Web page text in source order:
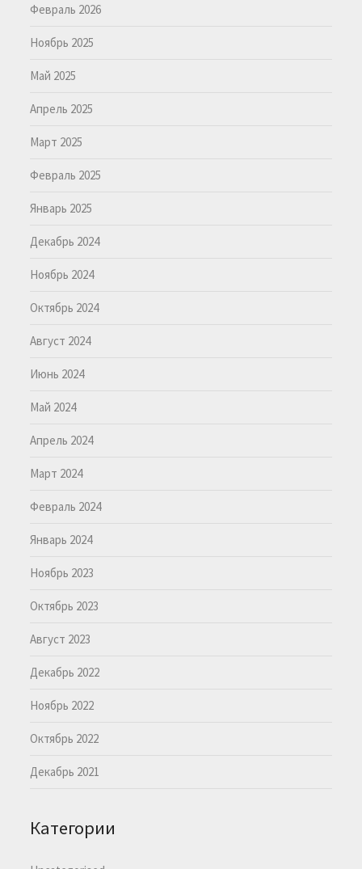
Февраль 2026
Ноябрь 2025
Май 2025
Апрель 2025
Март 2025
Февраль 2025
Январь 2025
Декабрь 2024
Ноябрь 2024
Октябрь 2024
Август 2024
Июнь 2024
Май 2024
Апрель 2024
Март 2024
Февраль 2024
Январь 2024
Ноябрь 2023
Октябрь 2023
Август 2023
Декабрь 2022
Ноябрь 2022
Октябрь 2022
Декабрь 2021
Категории